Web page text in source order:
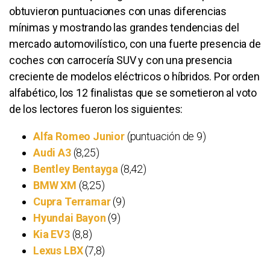
obtuvieron puntuaciones con unas diferencias
mínimas y mostrando las grandes tendencias del
mercado automovilístico, con una fuerte presencia de
coches con carrocería SUV y con una presencia
creciente de modelos eléctricos o híbridos. Por orden
alfabético, los 12 finalistas que se sometieron al voto
de los lectores fueron los siguientes:
Alfa Romeo Junior(puntuación de 9)
Audi A3(8,25)
Bentley Bentayga (8,42)
BMW XM (8,25)
Cupra Terramar(9)
Hyundai Bayon(9)
Kia EV3(8,8)
Lexus LBX(7,8)